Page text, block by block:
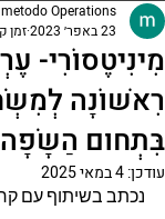
מִינִיטֶסוֹרִי-
רִאשׁוֹנָה
בִּתְחוּם הַשָּׂפָה
metodo Operations
23 באפר׳ 2023
זמן
עודכן:4 במאי 2025
נכתב בשיתוף עם